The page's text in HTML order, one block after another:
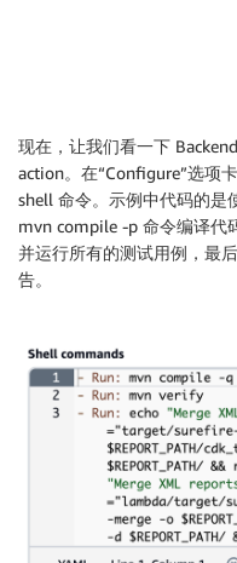
现在，让我们看一下
action。在“Configure”选项
shell 命令。示例中代码的是
mvn compile -p 命令编译代
并运行所有的测试用例，最
告。